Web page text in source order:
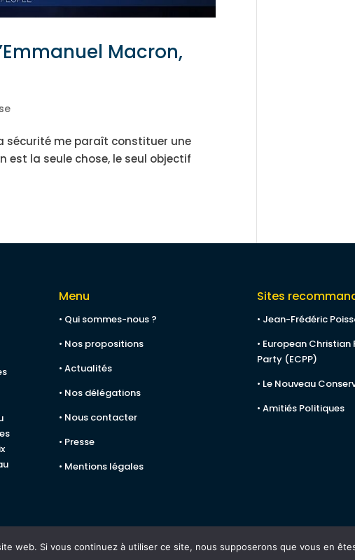
Macron,
sécurité me paraît constituer une
est la seule chose, le seul objectif
Menu
• Qui sommes-nous ?
• Nos propositions
• Actualités
• Nos délégations
• Nous contacter
• Presse
• Mentions légales
Sites
• Jean-Frédéric
• European
Party (ECPP)
• Le Nouveau
• Amitiés Politiques
web. Si vous continuez à utiliser ce site, nous supposerons que vous en